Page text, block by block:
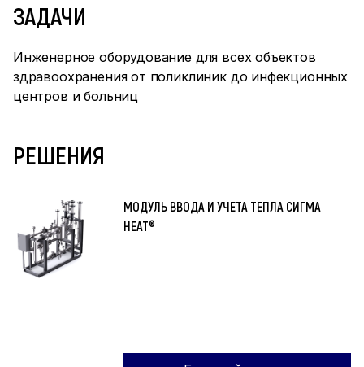
ЗАДАЧИ
Инженерное оборудование для всех объектов
здравоохранения от поликлиник до инфекционных
центров и больниц
РЕШЕНИЯ
МОДУЛЬ ВВОДА И УЧЕТА ТЕПЛА СИГМА
HEAT®